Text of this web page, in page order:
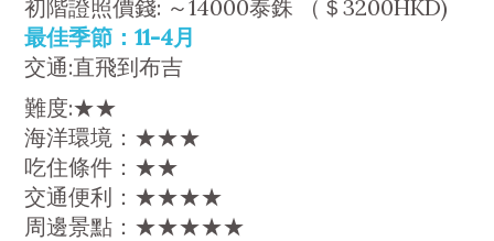
初階證照價錢: ～14000泰銖 （＄3200HKD)
最佳季節：11-4月
交通:直飛到布吉
難度:★★
海洋環境：★★★
吃住條件：★★
交通便利：★★★★
周邊景點：★★★★★